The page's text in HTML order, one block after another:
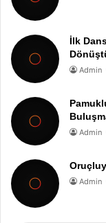
İlk
Admin
Admin
Admin